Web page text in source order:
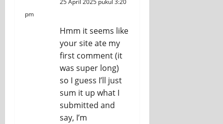
25 April 2025 pukul 3:20
pm
Hmm it seems like
your site ate my
first comment (it
was super long)
so I guess I’ll just
sum it up what I
submitted and
say, I’m